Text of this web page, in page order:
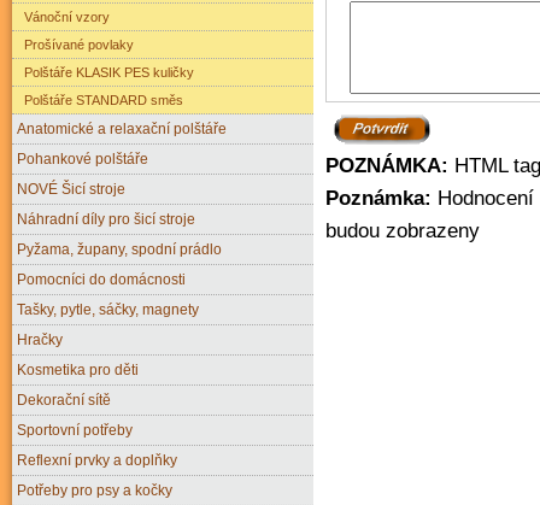
POZNÁMKA: HTML
Poznámka:
budou zobrazeny
Vánoční vzory
Prošívané povlaky
Polštáře KLASIK PES kuličky
Polštáře STANDARD směs
Anatomické a relaxační polštáře
Pohankové polštáře
NOVÉ Šicí stroje
Náhradní díly pro šicí stroje
Pyžama, župany, spodní prádlo
Pomocníci do domácnosti
Tašky, pytle, sáčky, magnety
Hračky
Kosmetika pro děti
Dekorační sítě
Sportovní potřeby
Reflexní prvky a doplňky
Potřeby pro psy a kočky